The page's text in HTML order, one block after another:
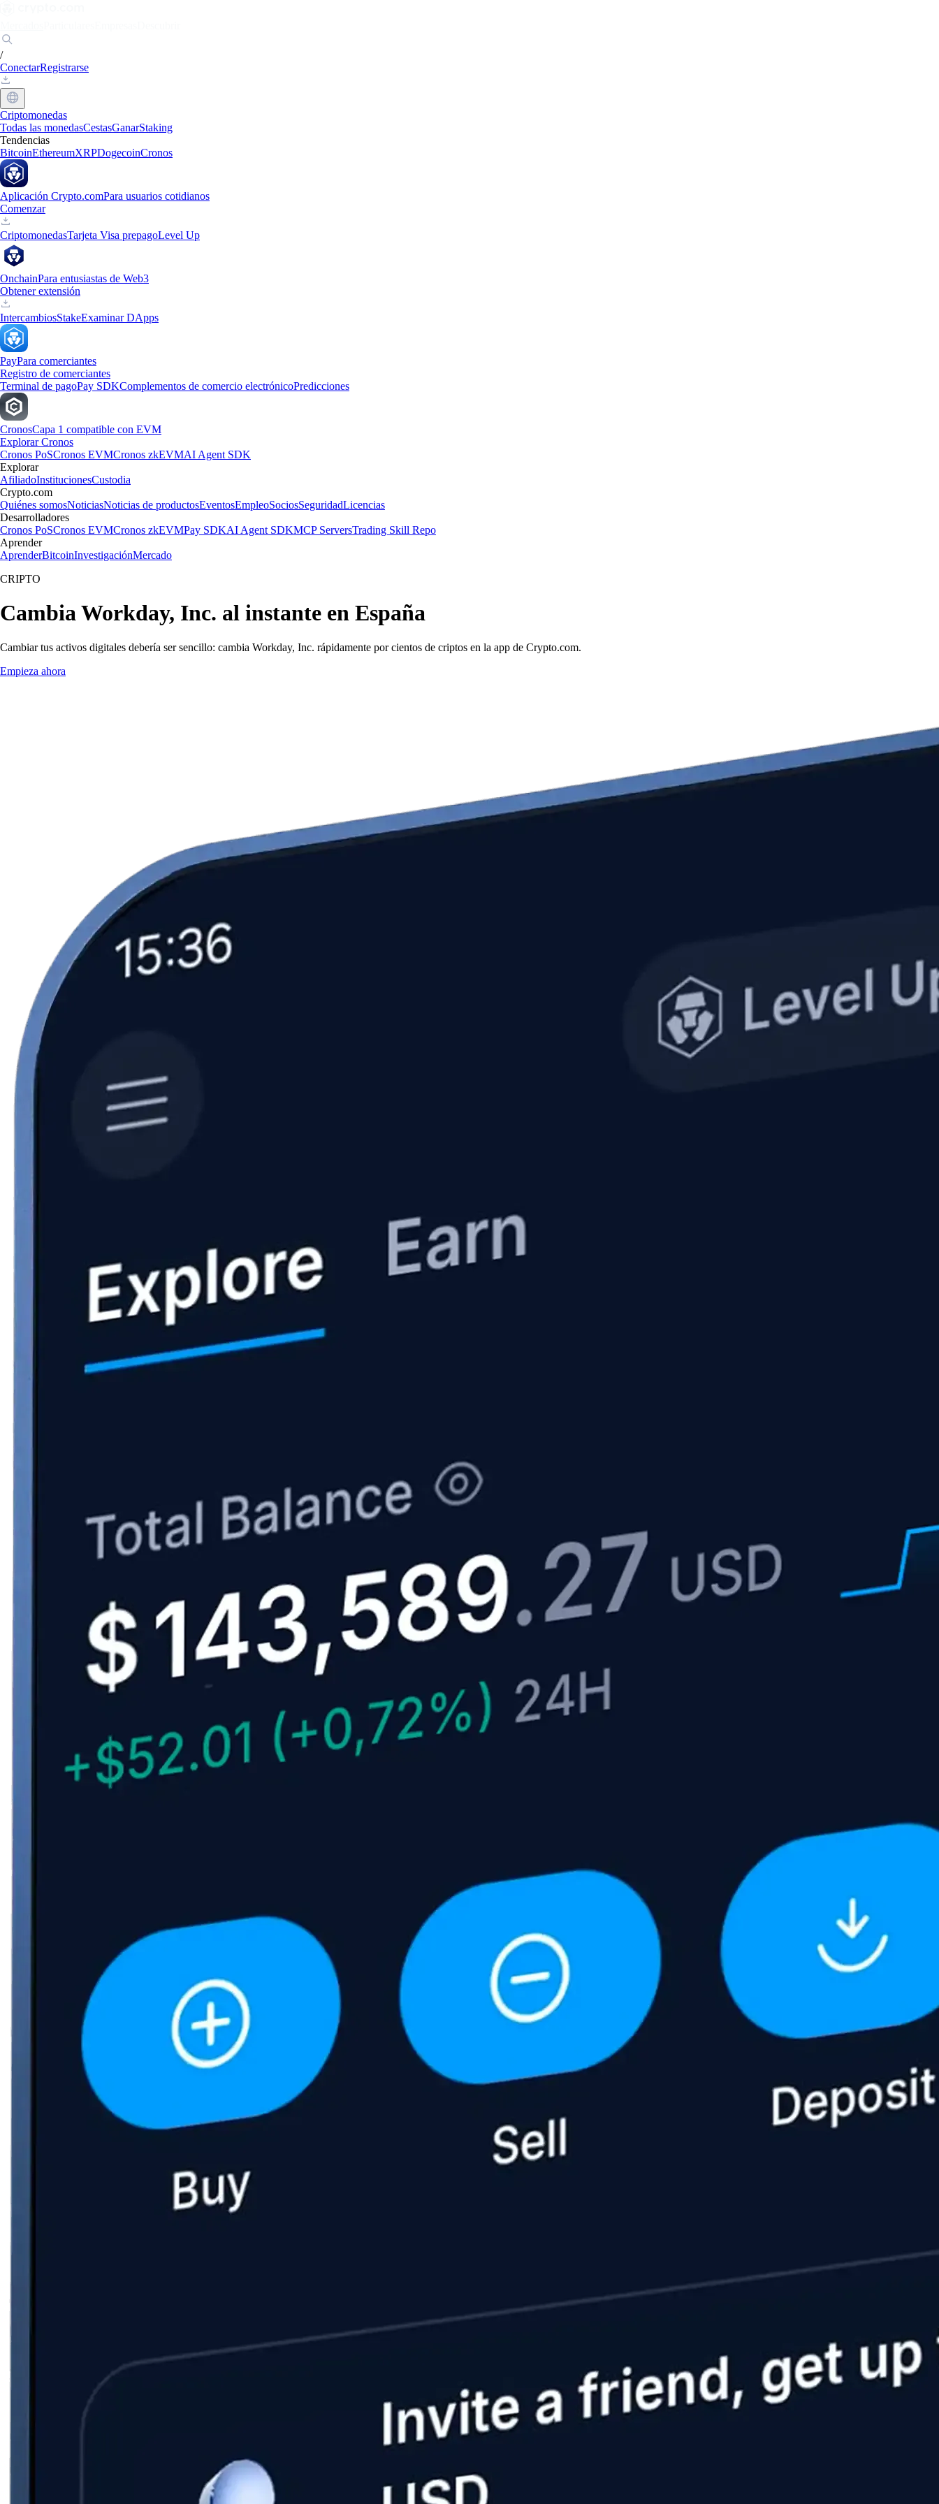
/
ConectarRegistrarse
Criptomonedas
Todas las monedasCestasGanarStaking
Tendencias
BitcoinEthereumXRPDogecoinCronos
Aplicación Crypto.comPara usuarios cotidianos
Comenzar
CriptomonedasTarjeta Visa prepagoLevel Up
OnchainPara entusiastas de Web3
Obtener extensión
IntercambiosStakeExaminar DApps
PayPara comerciantes
Registro de comerciantes
Terminal de pagoPay SDKComplementos de comercio electrónicoPredicciones
CronosCapa 1 compatible con EVM
Explorar Cronos
Cronos PoSCronos EVMCronos zkEVMAI Agent SDK
Explorar
AfiliadoInstitucionesCustodia
Crypto.com
Quiénes somosNoticiasNoticias de productosEventosEmpleoSociosSeguridadLicencias
Desarrolladores
Cronos PoSCronos EVMCronos zkEVMPay SDKAI Agent SDKMCP ServersTrading Skill Repo
Aprender
AprenderBitcoinInvestigaciónMercado
CRIPTO
Cambia Workday, Inc. al instante en España
Cambiar tus activos digitales debería ser sencillo: cambia Workday, Inc. rápidamente por cientos de criptos en la app de Crypto.com.
Empieza ahora